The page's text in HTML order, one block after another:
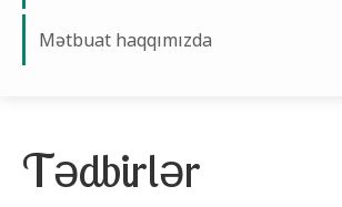
Mətbuat haqqımızda
Tədbirlər